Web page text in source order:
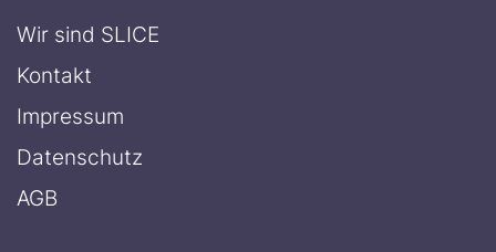
Wir sind SLICE
Kontakt
Impressum
Datenschutz
AGB